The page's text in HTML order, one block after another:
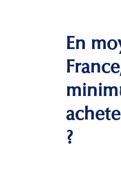
En
?